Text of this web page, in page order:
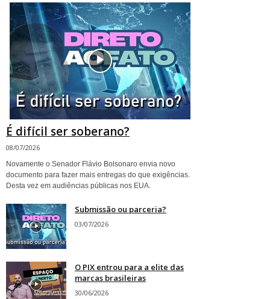
É difícil ser soberano?
08/07/2026
Novamente o Senador Flávio Bolsonaro envia novo
documento para fazer mais entregas do que exigências.
Desta vez em audiências públicas nos EUA.
Submissão ou parceria?
03/07/2026
O PIX entrou para a elite das
marcas brasileiras
30/06/2026